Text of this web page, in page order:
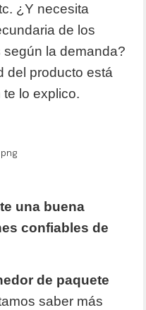
¿Y necesita
de los
la demanda?
del producto está
lo explico.
una buena
confiables de
de paquete
saber más